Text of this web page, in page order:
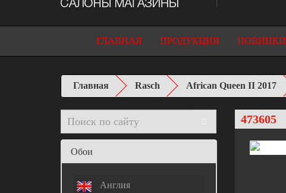
ГЛАВНАЯ ПРОДУКЦИЯ НОВИНКИ
Главная Rasch African Queen II 2017
Обои
Англия
473605